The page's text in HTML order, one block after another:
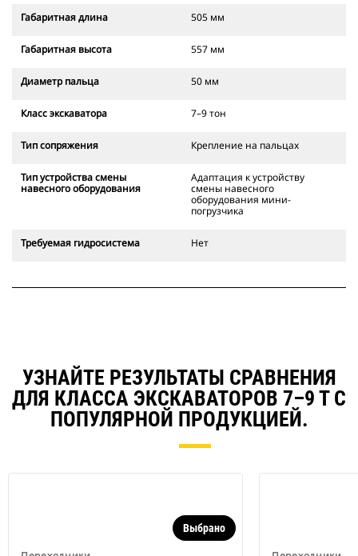
Габаритная длина 505 мм
Габаритная высота 557 мм
Диаметр пальца 50 мм
Класс экскаватора 7–9 тон
Тип сопряжения Крепление на пальцах
Тип устройства смены
навесного оборудования
Адаптация к устройству
смены навесного
оборудования мини-
погрузчика
Требуемая гидросистема Нет
УЗНАЙТЕ РЕЗУЛЬТАТЫ СРАВНЕНИЯ
ДЛЯ КЛАССА ЭКСКАВАТОРОВ 7–9 Т С
ПОПУЛЯРНОЙ ПРОДУКЦИЕЙ.
Выбрано